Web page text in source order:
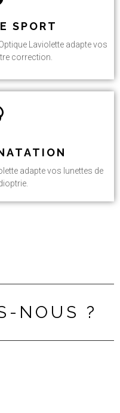
SPORT
Laviolette adapte vos
correction.
adapte vos lunettes de
NOUS ?